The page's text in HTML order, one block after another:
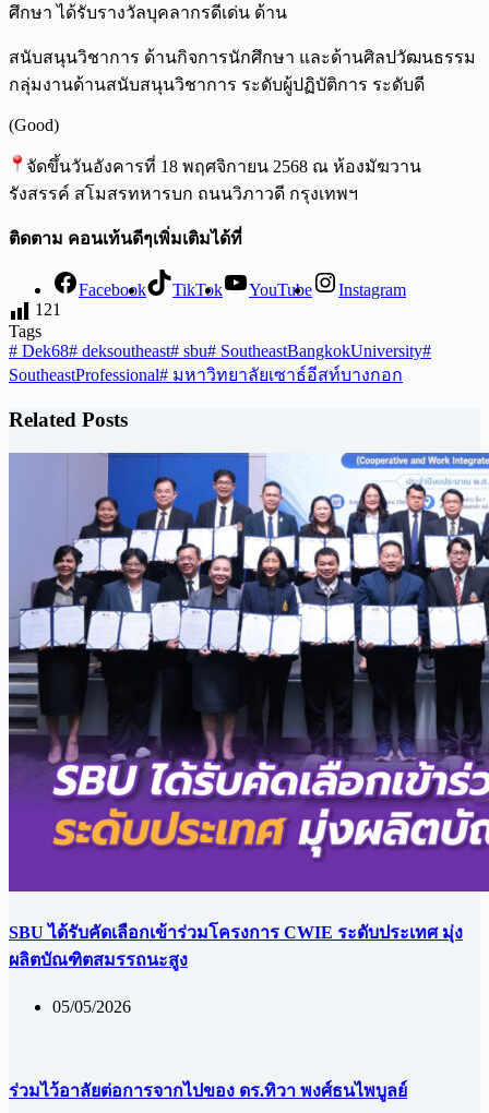
ศึกษา ได้รับรางวัลบุคลากรดีเด่น ด้าน
สนับสนุนวิชาการ ด้านกิจการนักศึกษา และด้านศิลปวัฒนธรรม
กลุ่มงานด้านสนับสนุนวิชาการ ระดับผู้ปฏิบัติการ ระดับดี
(Good)
จัดขึ้นวันอังคารที่ 18 พฤศจิกายน 2568 ณ ห้องมัฆวาน
รังสรรค์ สโมสรทหารบก ถนนวิภาวดี กรุงเทพฯ
ติดตาม คอนเท้นดีๆเพิ่มเติมได้ที่
Facebook TikTok YouTube
Instagram
121
Tags
# Dek68# deksoutheast# sbu# SoutheastBangkokUniversity#
SoutheastProfessional# มหาวิทยาลัยเซาธ์อีสท์บางกอก
Related Posts
SBU ได้รับคัดเลือกเข้าร่วมโครงการ CWIE ระดับประเทศ มุ่ง
ผลิตบัณฑิตสมรรถนะสูง
05/05/2026
ร่วมไว้อาลัยต่อการจากไปของ ดร.ทิวา พงศ์ธนไพบูลย์